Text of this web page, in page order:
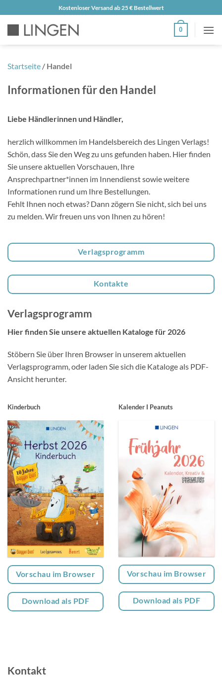
Inhalt
Kostenloser Versand ab 25 € Bestellwert
0
Startseite / Handel
Informationen für den Handel
Liebe Händlerinnen und Händler,
herzlich willkommen im Handelsbereich des Lingen Verlags!
Schön, dass Sie den Weg zu uns gefunden haben. Hier finden
Sie unsere aktuellen Vorschauen, Ihre
Ansprechpartner*innen im Innendienst sowie weitere
Informationen rund um Ihre Bestellungen.
Fehlt Ihnen noch etwas? Dann zögern Sie nicht, sich bei uns
zu melden. Wir freuen uns von Ihnen zu hören!
Verlagsprogramm
Kontakte
Verlagsprogramm
Hier finden Sie unsere aktuellen Kataloge für 2026
Stöbern Sie über Ihren Browser in unserem aktuellen
Verlagsprogramm, oder laden Sie sich die Kataloge als PDF-
Ansicht herunter.
Kinderbuch
Vorschau im Browser
Download als PDF
Kalender I Peanuts
Vorschau im Browser
Download als PDF
Kontakt